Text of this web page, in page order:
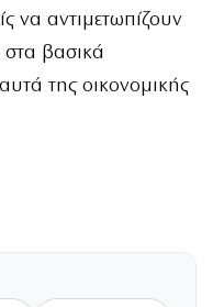
να αντιμετωπίζουν
στα βασικά
της οικονομικής